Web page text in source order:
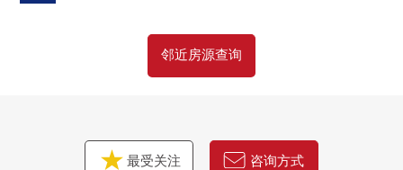
邻近房源查询
最受关注 咨询方式